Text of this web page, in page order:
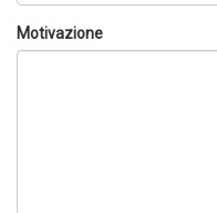
Motivazione